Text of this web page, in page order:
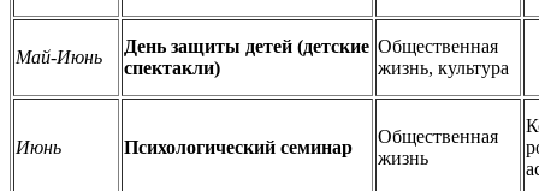
Май-Июнь
День защиты детей (детские
спектакли)
Общественная
жизнь, культура
Июнь Психологический семинар
Общественная
жизнь